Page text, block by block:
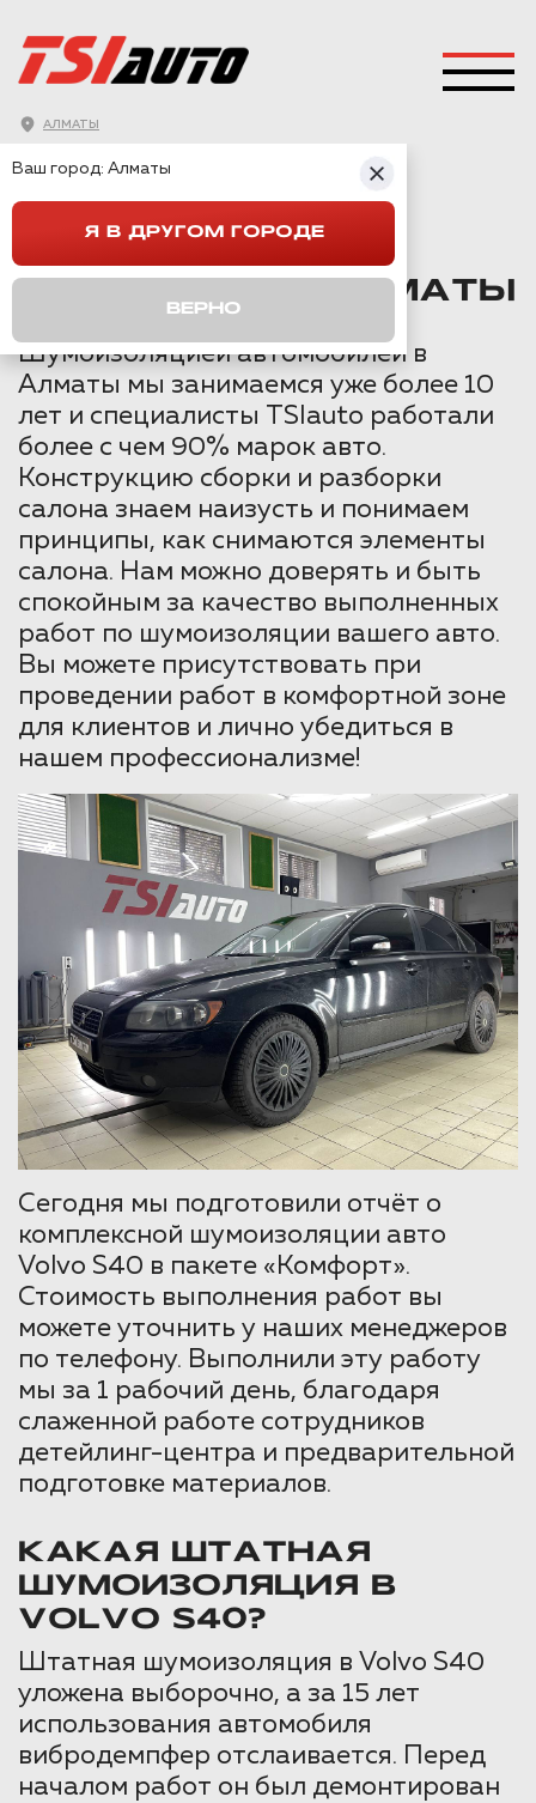
АЛМАТЫ
ШУМОИЗОЛЯЦИЯ VOLVO S40 В АЛМАТЫ
VOLVO S40 В АЛМАТЫ
Шумоизоляцией автомобилей в
Алматы мы занимаемся уже более 10
лет и специалисты TSIauto работали
более с чем 90% марок авто.
Конструкцию сборки и разборки
салона знаем наизусть и понимаем
принципы, как снимаются элементы
салона. Нам можно доверять и быть
спокойным за качество выполненных
работ по шумоизоляции вашего авто.
Вы можете присутствовать при
проведении работ в комфортной зоне
для клиентов и лично убедиться в
нашем профессионализме!
Сегодня мы подготовили отчёт о
комплексной шумоизоляции авто
Volvo S40 в пакете «Комфорт».
Стоимость выполнения работ вы
можете уточнить у наших менеджеров
по телефону. Выполнили эту работу
мы за 1 рабочий день, благодаря
слаженной работе сотрудников
детейлинг-центра и предварительной
подготовке материалов.
КАКАЯ ШТАТНАЯ
ШУМОИЗОЛЯЦИЯ В
VOLVO S40?
Штатная шумоизоляция в Volvo S40
уложена выборочно, а за 15 лет
использования автомобиля
вибродемпфер отслаивается. Перед
началом работ он был демонтирован
Ваш город: Алматы
Я В ДРУГОМ ГОРОДЕ
ВЕРНО